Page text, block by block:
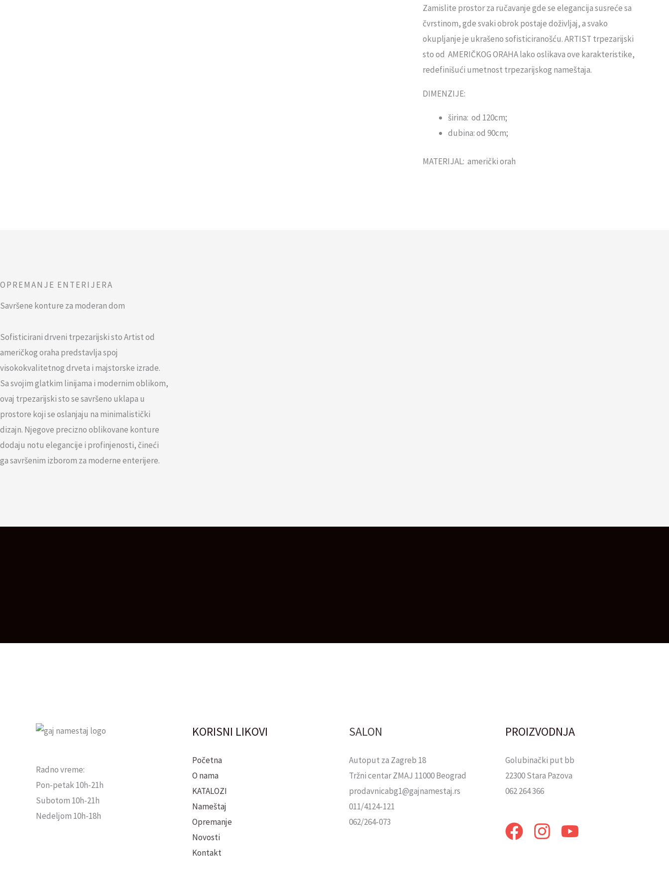
Zamislite prostor za ručavanje gde se elegancija susreće sa
čvrstinom, gde svaki obrok postaje doživljaj, a svako
okupljanje je ukrašeno sofisticiranošću. ARTIST trpezarijski
sto od AMERIČKOG ORAHA lako oslikava ove karakteristike,
redefinišući umetnost trpezarijskog nameštaja.
DIMENZIJE:
širina: od 120cm;
dubina: od 90cm;
MATERIJAL: američki orah
OPREMANJE ENTERIJERA
Savršene konture za moderan dom
Sofisticirani drveni trpezarijski sto Artist od
američkog oraha predstavlja spoj
visokokvalitetnog drveta i majstorske izrade.
Sa svojim glatkim linijama i modernim oblikom,
ovaj trpezarijski sto se savršeno uklapa u
prostore koji se oslanjaju na minimalistički
dizajn. Njegove precizno oblikovane konture
dodaju notu elegancije i profinjenosti, čineći
ga savršenim izborom za moderne enterijere.
Radno vreme:
Pon-petak 10h-21h
Subotom 10h-21h
Nedeljom 10h-18h
KORISNI LIKOVI
Početna
O nama
KATALOZI
Nameštaj
Opremanje
Novosti
Kontakt
SALON
Autoput za Zagreb 18
Tržni centar ZMAJ 11000 Beograd
prodavnicabg1@gajnamestaj.rs
011/4124-121
062/264-073
PROIZVODNJA
Golubinački put bb
22300 Stara Pazova
062 264 366